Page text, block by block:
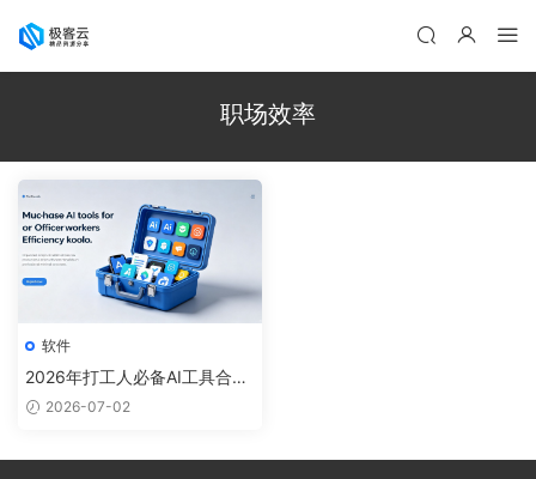
职场效率
软件
2026年打工人必备AI工具合
集：10款效率神器实测，选型
2026-07-02